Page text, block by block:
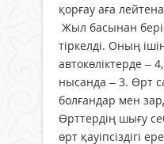
қорғау аға
Жыл басынан
тіркелді. Оның
автокөліктерде –
нысанда – 3. Өрт
болғандар мен
Өрттердің шығу
өрт қауіпсіздігі